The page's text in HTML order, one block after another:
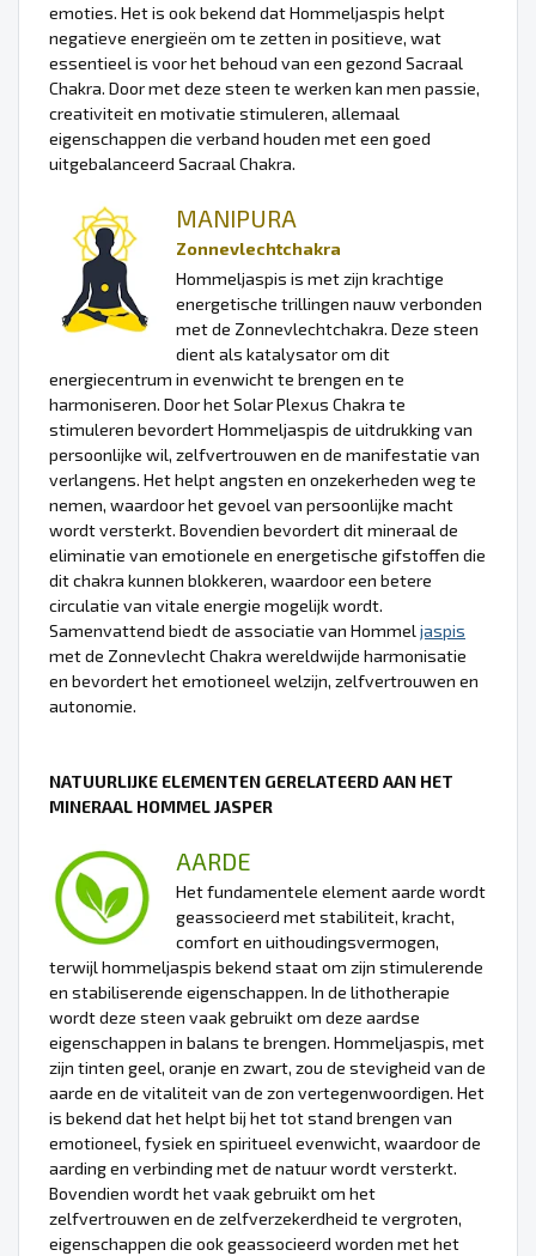
emoties. Het is ook bekend dat Hommeljaspis helpt
negatieve energieën om te zetten in positieve, wat
essentieel is voor het behoud van een gezond Sacraal
Chakra. Door met deze steen te werken kan men passie,
creativiteit en motivatie stimuleren, allemaal
eigenschappen die verband houden met een goed
uitgebalanceerd Sacraal Chakra.
MANIPURA
Zonnevlechtchakra
Hommeljaspis is met zijn krachtige
energetische trillingen nauw verbonden
met de Zonnevlechtchakra. Deze steen
dient als katalysator om dit
energiecentrum in evenwicht te brengen en te
harmoniseren. Door het Solar Plexus Chakra te
stimuleren bevordert Hommeljaspis de uitdrukking van
persoonlijke wil, zelfvertrouwen en de manifestatie van
verlangens. Het helpt angsten en onzekerheden weg te
nemen, waardoor het gevoel van persoonlijke macht
wordt versterkt. Bovendien bevordert dit mineraal de
eliminatie van emotionele en energetische gifstoffen die
dit chakra kunnen blokkeren, waardoor een betere
circulatie van vitale energie mogelijk wordt.
Samenvattend biedt de associatie van Hommel jaspis
met de Zonnevlecht Chakra wereldwijde harmonisatie
en bevordert het emotioneel welzijn, zelfvertrouwen en
autonomie.
NATUURLIJKE ELEMENTEN GERELATEERD AAN HET
MINERAAL HOMMEL JASPER
AARDE
Het fundamentele element aarde wordt
geassocieerd met stabiliteit, kracht,
comfort en uithoudingsvermogen,
terwijl hommeljaspis bekend staat om zijn stimulerende
en stabiliserende eigenschappen. In de lithotherapie
wordt deze steen vaak gebruikt om deze aardse
eigenschappen in balans te brengen. Hommeljaspis, met
zijn tinten geel, oranje en zwart, zou de stevigheid van de
aarde en de vitaliteit van de zon vertegenwoordigen. Het
is bekend dat het helpt bij het tot stand brengen van
emotioneel, fysiek en spiritueel evenwicht, waardoor de
aarding en verbinding met de natuur wordt versterkt.
Bovendien wordt het vaak gebruikt om het
zelfvertrouwen en de zelfverzekerdheid te vergroten,
eigenschappen die ook geassocieerd worden met het